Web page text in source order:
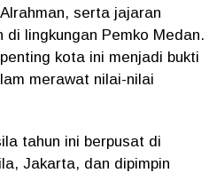
serta jajaran
di lingkungan Pemko Medan.
kota ini menjadi bukti
merawat nilai-nilai
tahun ini berpusat di
Jakarta, dan dipimpin